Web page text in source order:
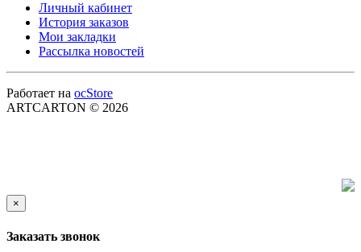
Личный кабинет
История заказов
Мои закладки
Рассылка новостей
Работает на ocStore
ARTCARTON © 2026
×
Заказать звонок